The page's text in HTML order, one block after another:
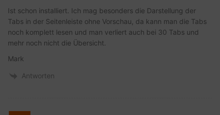
Ist schon installiert. Ich mag besonders die Darstellung der
Tabs in der Seitenleiste ohne Vorschau, da kann man die Tabs
noch komplett lesen und man verliert auch bei 30 Tabs und
mehr noch nicht die Übersicht.
Mark
Antworten